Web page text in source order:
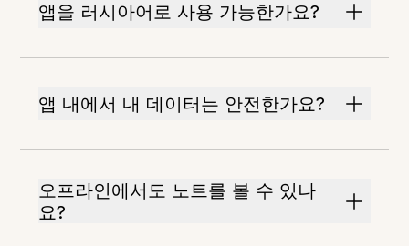
앱을 러시아어로 사용 가능한가요?
앱 내에서 내 데이터는 안전한가요?
오프라인에서도 노트를 볼 수 있나
요?